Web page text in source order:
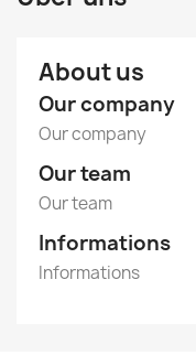
About us
Our company
Our company
Our team
Our team
Informations
Informations